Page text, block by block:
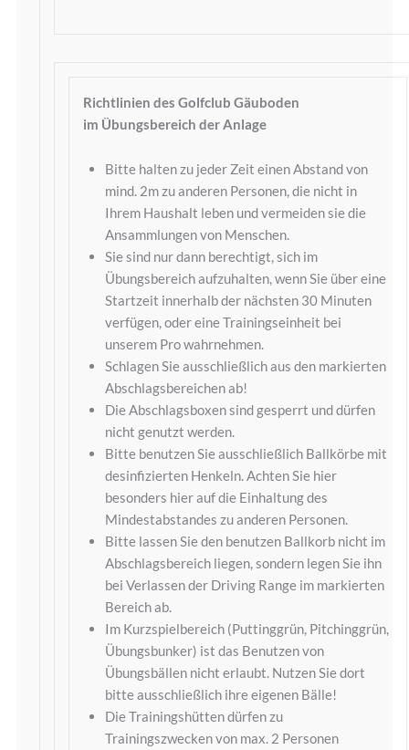
Richtlinien des Golfclub Gäuboden
im Übungsbereich der Anlage
Bitte halten zu jeder Zeit einen Abstand von
mind. 2m zu anderen Personen, die nicht in
Ihrem Haushalt leben und vermeiden sie die
Ansammlungen von Menschen.
Sie sind nur dann berechtigt, sich im
Übungsbereich aufzuhalten, wenn Sie über eine
Startzeit innerhalb der nächsten 30 Minuten
verfügen, oder eine Trainingseinheit bei
unserem Pro wahrnehmen.
Schlagen Sie ausschließlich aus den markierten
Abschlagsbereichen ab!
Die Abschlagsboxen sind gesperrt und dürfen
nicht genutzt werden.
Bitte benutzen Sie ausschließlich Ballkörbe mit
desinfizierten Henkeln. Achten Sie hier
besonders hier auf die Einhaltung des
Mindestabstandes zu anderen Personen.
Bitte lassen Sie den benutzen Ballkorb nicht im
Abschlagsbereich liegen, sondern legen Sie ihn
bei Verlassen der Driving Range im markierten
Bereich ab.
Im Kurzspielbereich (Puttinggrün, Pitchinggrün,
Übungsbunker) ist das Benutzen von
Übungsbällen nicht erlaubt. Nutzen Sie dort
bitte ausschließlich ihre eigenen Bälle!
Die Trainingshütten dürfen zu
Trainingszwecken von max. 2 Personen